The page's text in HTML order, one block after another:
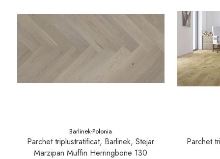
Barlinek-Polonia
Parchet triplustratificat, Barlinek, Stejar
Marzipan Muffin Herringbone 130
Parchet